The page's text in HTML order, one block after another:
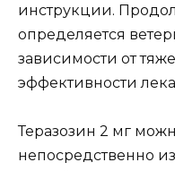
инструкции.
определяется
зависимости от
эффективности
Теразозин 2 мг
непосредственно